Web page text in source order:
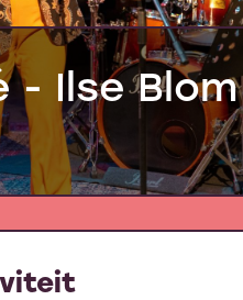
- Ilse Blom